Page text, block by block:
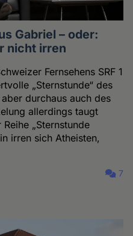
Gabriel – oder:
nicht irren
Fernsehens SRF 1
„Sternstunde“ des
durchaus auch des
allerdings taugt
„Sternstunde
irren sich Atheisten,
7